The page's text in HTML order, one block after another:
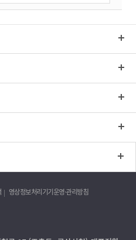
영상정보처리기기운영·관리방침